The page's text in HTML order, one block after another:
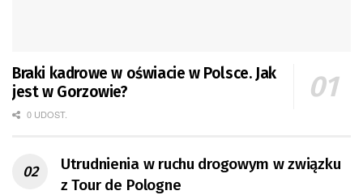
Braki kadrowe w oświacie w Polsce. Jak
jest w Gorzowie?
0 UDOST.
Utrudnienia w ruchu drogowym w związku
z Tour de Pologne